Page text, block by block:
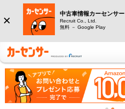
中古車情報カーセンサー
Recruit Co., Ltd.
無料 － Google Play